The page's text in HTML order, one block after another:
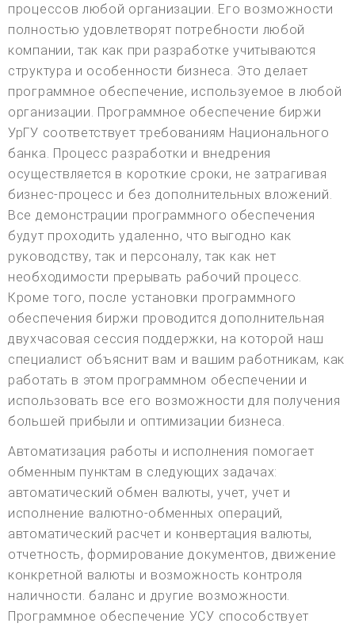
процессов любой организации. Его возможности
полностью удовлетворят потребности любой
компании, так как при разработке учитываются
структура и особенности бизнеса. Это делает
программное обеспечение, используемое в любой
организации. Программное обеспечение биржи
УрГУ соответствует требованиям Национального
банка. Процесс разработки и внедрения
осуществляется в короткие сроки, не затрагивая
бизнес-процесс и без дополнительных вложений.
Все демонстрации программного обеспечения
будут проходить удаленно, что выгодно как
руководству, так и персоналу, так как нет
необходимости прерывать рабочий процесс.
Кроме того, после установки программного
обеспечения биржи проводится дополнительная
двухчасовая сессия поддержки, на которой наш
специалист объяснит вам и вашим работникам, как
работать в этом программном обеспечении и
использовать все его возможности для получения
большей прибыли и оптимизации бизнеса.
Автоматизация работы и исполнения помогает
обменным пунктам в следующих задачах:
автоматический обмен валюты, учет, учет и
исполнение валютно-обменных операций,
автоматический расчет и конвертация валюты,
отчетность, формирование документов, движение
конкретной валюты и возможность контроля
наличности. баланс и другие возможности.
Программное обеспечение УСУ способствует